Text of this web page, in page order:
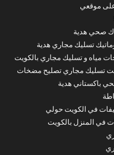
موقعي
صحي هدية
تسليك مجاري هدية
و تسليك مجاري بالكويت
تسليك مجاري تصليح مضخات
باكستاني هدية
في الكويت حولي
في المنزل بالكويت